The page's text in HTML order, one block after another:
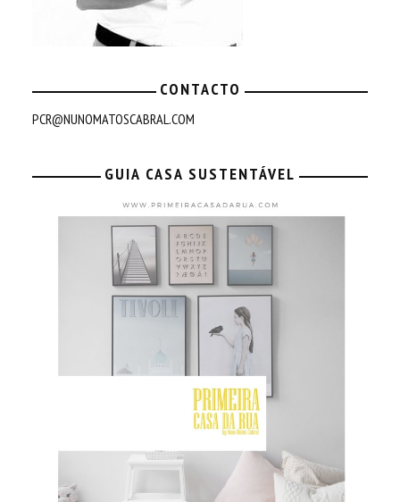
CONTACTO
PCR@NUNOMATOSCABRAL.COM
GUIA CASA SUSTENTÁVEL